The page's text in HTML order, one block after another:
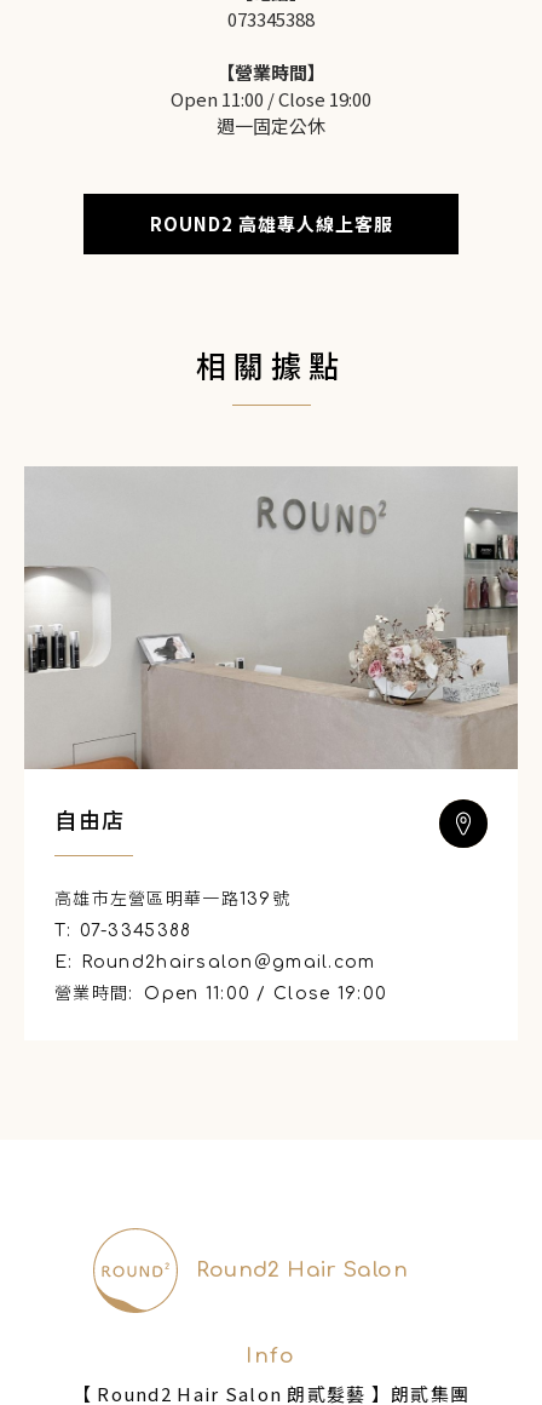
073345388
【營業時間】
Open 11:00 / Close 19:00
週一固定公休
ROUND2 高雄專人線上客服
相關據點
自由店
高雄市左營區明華一路139號
T:
07-3345388
E:
Round2hairsalon＠gmail.com
營業時間:
Open 11:00 / Close 19:00
Round2 Hair Salon
Info
【 Round2 Hair Salon 朗貳髮藝 】朗貳集團